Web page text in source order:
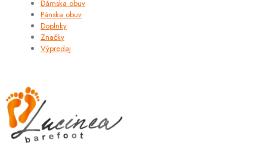
Dámska obuv
Pánska obuv
Doplnky
Značky
Výpredaj